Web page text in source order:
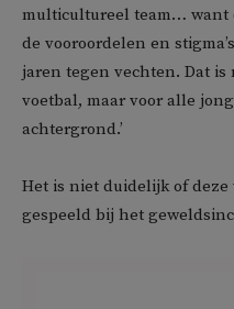
multicultureel team… want
de vooroordelen en
jaren tegen vechten. Dat
voetbal, maar voor alle
achtergrond.’
Het is niet duidelijk of
gespeeld bij het